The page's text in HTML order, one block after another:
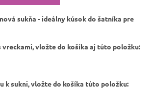
sukňa - ideálny kúsok do šatníka pre
vreckami, vložte do košíka aj túto položku:
k sukni, vložte do košíka túto položku: